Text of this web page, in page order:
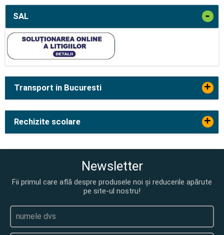
SAL -
Transport in Bucuresti +
Rechizite scolare +
Newsletter
Fii primul care află despre produsele noi și reducerile apărute
pe site-ul nostru!